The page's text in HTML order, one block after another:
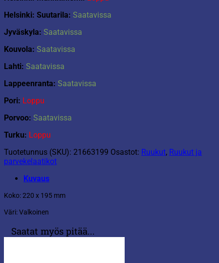
Helsinki: Suutarila: Saatavissa
Jyväskyla: Saatavissa
Kouvola: Saatavissa
Lahti: Saatavissa
Lappeenranta: Saatavissa
Pori: Loppu
Porvoo: Saatavissa
Turku: Loppu
Tuotetunnus (SKU): 21663199 Osastot: Ruukut, Ruukut ja
parvekelaatikot
Kuvaus
Koko: 220 x 195 mm
Väri: Valkoinen
Saatat myös pitää...